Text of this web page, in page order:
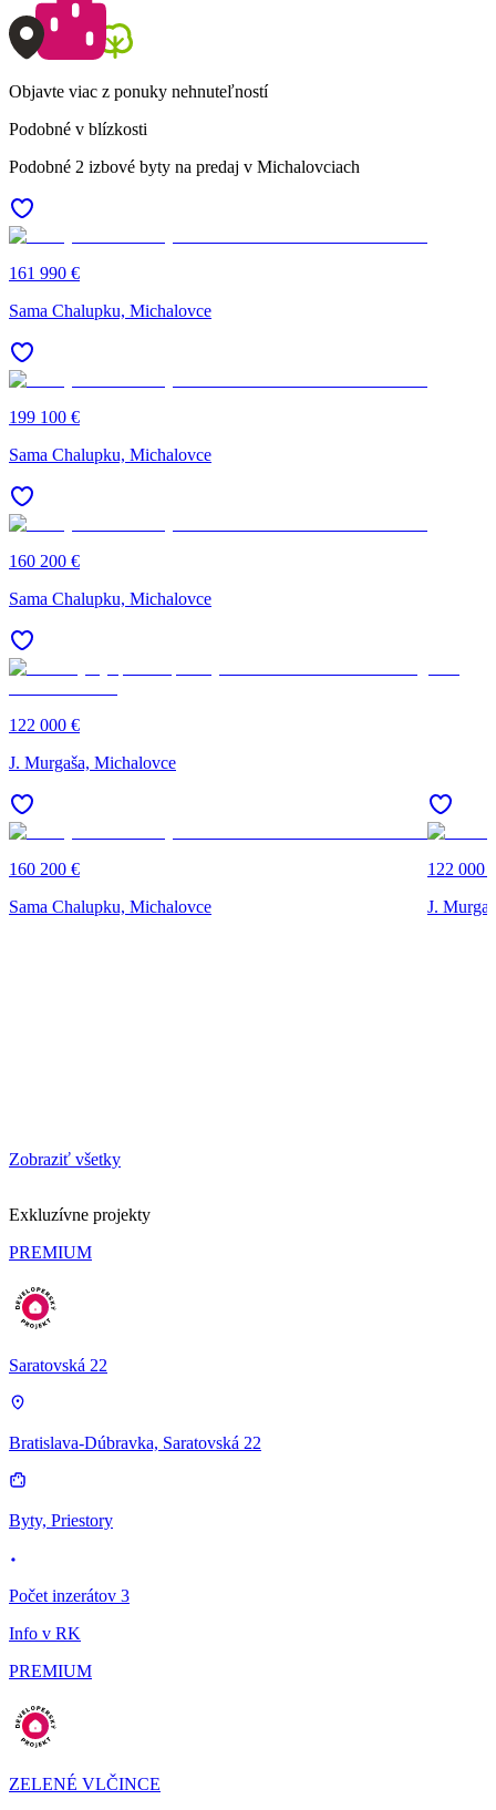
Objavte viac z ponuky nehnuteľností
Podobné v blízkosti
Podobné 2 izbové byty na predaj v Michalovciach
161 990 €
Sama Chalupku, Michalovce
199 100 €
Sama Chalupku, Michalovce
160 200 €
Sama Chalupku, Michalovce
122 000 €
J. Murgaša, Michalovce
160 200 €
Sama Chalupku, Michalovce
122 000
J.
Zobraziť všetky
Exkluzívne projekty
PREMIUM
Saratovská 22
Bratislava-Dúbravka, Saratovská 22
Byty, Priestory
Počet inzerátov 3
Info v RK
PREMIUM
ZELENÉ VLČINCE